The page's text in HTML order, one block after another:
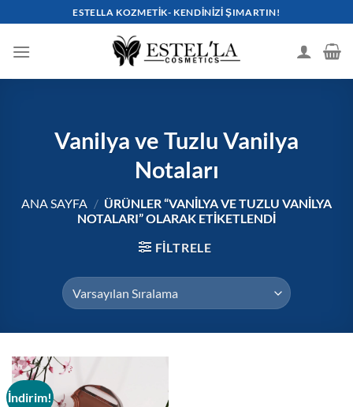
atla
ESTELLA KOZMETIK- KENDINIZI ŞIMARTIN!
Vanilya ve Tuzlu Vanilya
Notaları
ANA SAYFA / ÜRÜNLER “VANILYA VE TUZLU VANILYA
NOTALARI” OLARAK ETIKETLENDI
FILTRELE
İndirim!